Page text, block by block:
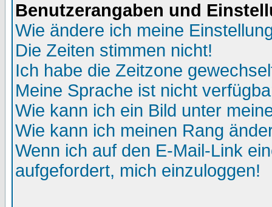
Benutzerangaben und
Wie ändere ich meine
Die Zeiten stimmen nicht!
Ich habe die Zeitzone
Meine Sprache ist nicht
Wie kann ich ein Bild unter
Wie kann ich meinen Rang
Wenn ich auf den E-Mail-Link
aufgefordert, mich einzuloggen!